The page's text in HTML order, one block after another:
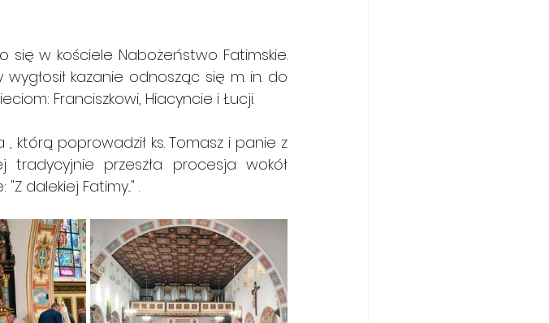
się w kościele Nabożeństwo Fatimskie.
wygłosił kazanie odnosząc się m. in. do
Franciszkowi, Hiacyncie i Łucji.
którą poprowadził ks. Tomasz i panie z
tradycyjnie przeszła procesja wokół
dalekiej Fatimy..." .